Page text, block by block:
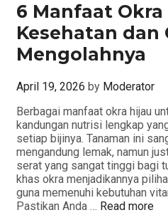
6 Manfaat
Kesehatan dan
Mengolahnya
April 19, 2026 by Moderator
Berbagai manfaat okra hijau
kandungan nutrisi lengkap
setiap bijinya. Tanaman ini
mengandung lemak, namun
serat yang sangat tinggi bagi
khas okra menjadikannya
guna memenuhi kebutuhan
Pastikan Anda … Read more